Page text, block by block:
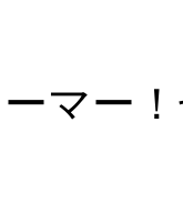
マー